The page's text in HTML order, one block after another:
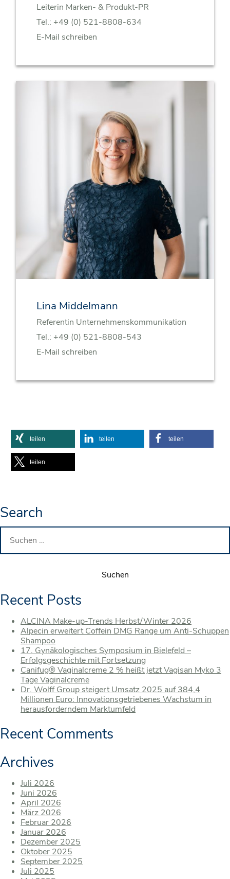
Leiterin Marken- & Produkt-PR
Tel.: +49 (0) 521-8808-634
E-Mail schreiben
Lina Middelmann
Referentin Unternehmenskommunikation
Tel.: +49 (0) 521-8808-543
E-Mail schreiben
teilen teilen teilen
teilen
Search
Suchen
Recent Posts
ALCINA Make-up-Trends Herbst/Winter 2026
Alpecin erweitert Coffein DMG Range um Anti-Schuppen
Shampoo
17. Gynäkologisches Symposium in Bielefeld –
Erfolgsgeschichte mit Fortsetzung
Canifug® Vaginalcreme 2 % heißt jetzt Vagisan Myko 3
Tage Vaginalcreme
Dr. Wolff Group steigert Umsatz 2025 auf 384,4
Millionen Euro: Innovationsgetriebenes Wachstum in
herausforderndem Marktumfeld
Recent Comments
Archives
Juli 2026
Juni 2026
April 2026
März 2026
Februar 2026
Januar 2026
Dezember 2025
Oktober 2025
September 2025
Juli 2025